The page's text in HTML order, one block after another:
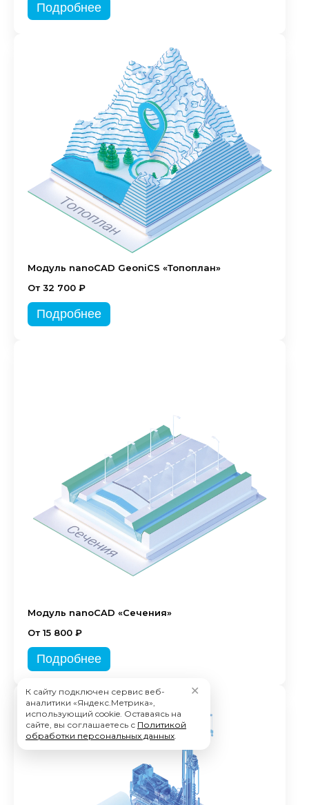
Подробнее
Модуль nanoCAD GeoniCS «Топоплан»
От 32 700 ₽
Подробнее
Модуль nanoCAD «Сечения»
От 15 800 ₽
Подробнее
К сайту подключен сервис веб-
аналитики «Яндекс.Метрика»,
использующий cookie. Оставаясь на
сайте, вы соглашаетесь с Политикой
обработки персональных данных.
✕